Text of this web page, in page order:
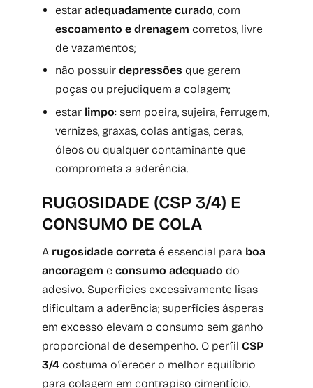
estaradequadamente curado , com
escoa­mento e drenagem corretos, livre
de vazamentos;
não possuirdepressões que gerem
poças ou prejudiquem a colagem;
estar limpo: sem poeira, sujeira, ferrugem,
vernizes, graxas, colas antigas, ceras,
óleos ou qualquer contaminante que
comprometa a aderência.
RUGOSIDADE (CSP 3/4) E
CONSUMO DE COLA
A rugosidade correta é essencial para boa
ancoragem e consumo adequado do
adesivo. Superfícies excessivamente lisas
dificultam a aderência; superfícies ásperas
em excesso elevam o consumo sem ganho
proporcional de desempenho. O perfil CSP
3/4 costuma oferecer o melhor equilíbrio
para colagem em contrapiso cimentício.